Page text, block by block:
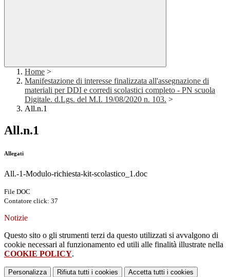
Home >
Manifestazione di interesse finalizzata all'assegnazione di
materiali per DDI e corredi scolastici completo - PN scuola
Digitale. d.Lgs. del M.I. 19/08/2020 n. 103. >
All.n.1
All.n.1
Allegati
All.-1-Modulo-richiesta-kit-scolastico_1.doc
File DOC
Contatore click: 37
Notizie
Questo sito o gli strumenti terzi da questo utilizzati si avvalgono di
cookie necessari al funzionamento ed utili alle finalità illustrate nella
COOKIE POLICY.
Personalizza Rifiuta tutti i cookies Accetta tutti i cookies